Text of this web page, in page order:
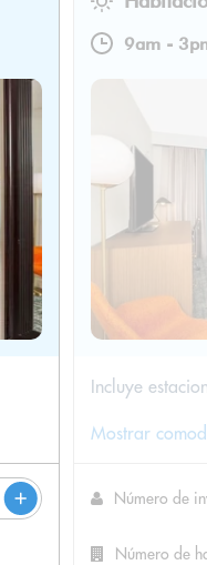
9am -
Incluye
Mostrar
Número de
Número de